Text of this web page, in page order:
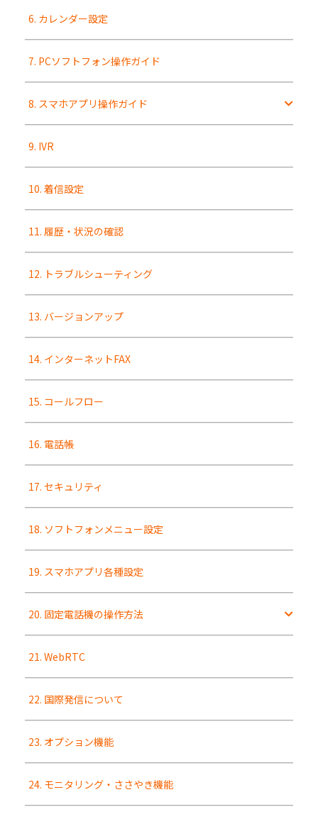
6. カレンダー設定
7. PCソフトフォン操作ガイド
8. スマホアプリ操作ガイド
9. IVR
10. 着信設定
11. 履歴・状況の確認
12. トラブルシューティング
13. バージョンアップ
14. インターネットFAX
15. コールフロー
16. 電話帳
17. セキュリティ
18. ソフトフォンメニュー設定
19. スマホアプリ各種設定
20. 固定電話機の操作方法
21. WebRTC
22. 国際発信について
23. オプション機能
24. モニタリング・ささやき機能